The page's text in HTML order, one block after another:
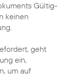
Gültig-
keinen
geht
ein,
um auf